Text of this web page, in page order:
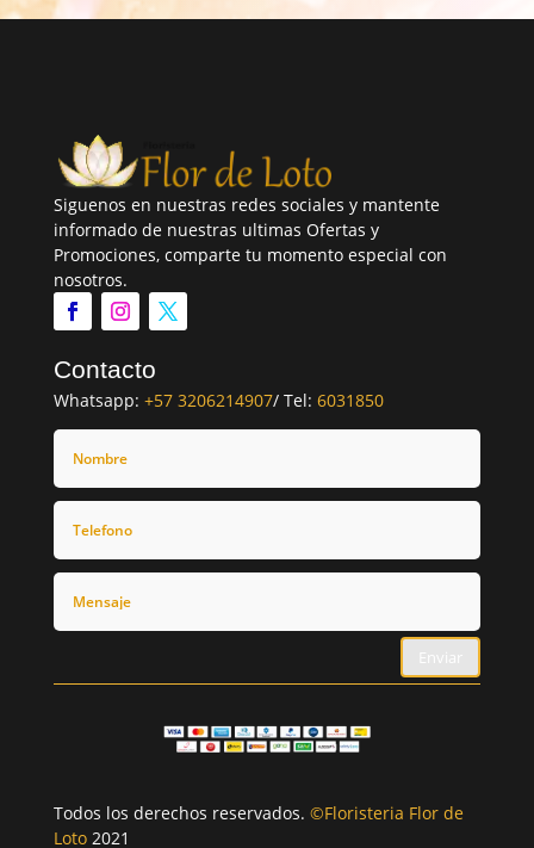
Siguenos en nuestras redes sociales y mantente
informado de nuestras ultimas Ofertas y
Promociones, comparte tu momento especial con
nosotros.
Contacto
Whatsapp: +57 3206214907/ Tel: 6031850
Enviar
Todos los derechos reservados. ©Floristeria Flor de
Loto2021